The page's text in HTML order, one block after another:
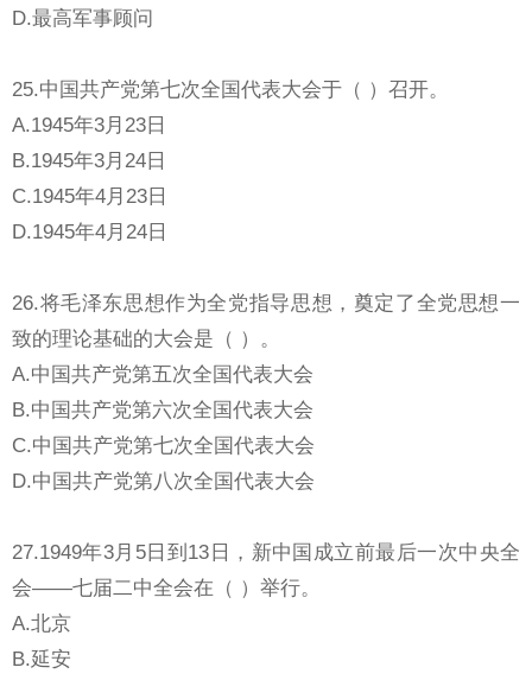
D.最高军事顾问
25.中国共产党第七次全国代表大会于（ ）召开。
A.1945年3月23日
B.1945年3月24日
C.1945年4月23日
D.1945年4月24日
26.将毛泽东思想作为全党指导思想，奠定了全党思想一
致的理论基础的大会是（ ）。
A.中国共产党第五次全国代表大会
B.中国共产党第六次全国代表大会
C.中国共产党第七次全国代表大会
D.中国共产党第八次全国代表大会
27.1949年3月5日到13日，新中国成立前最后一次中央全
会——七届二中全会在（ ）举行。
A.北京
B.延安